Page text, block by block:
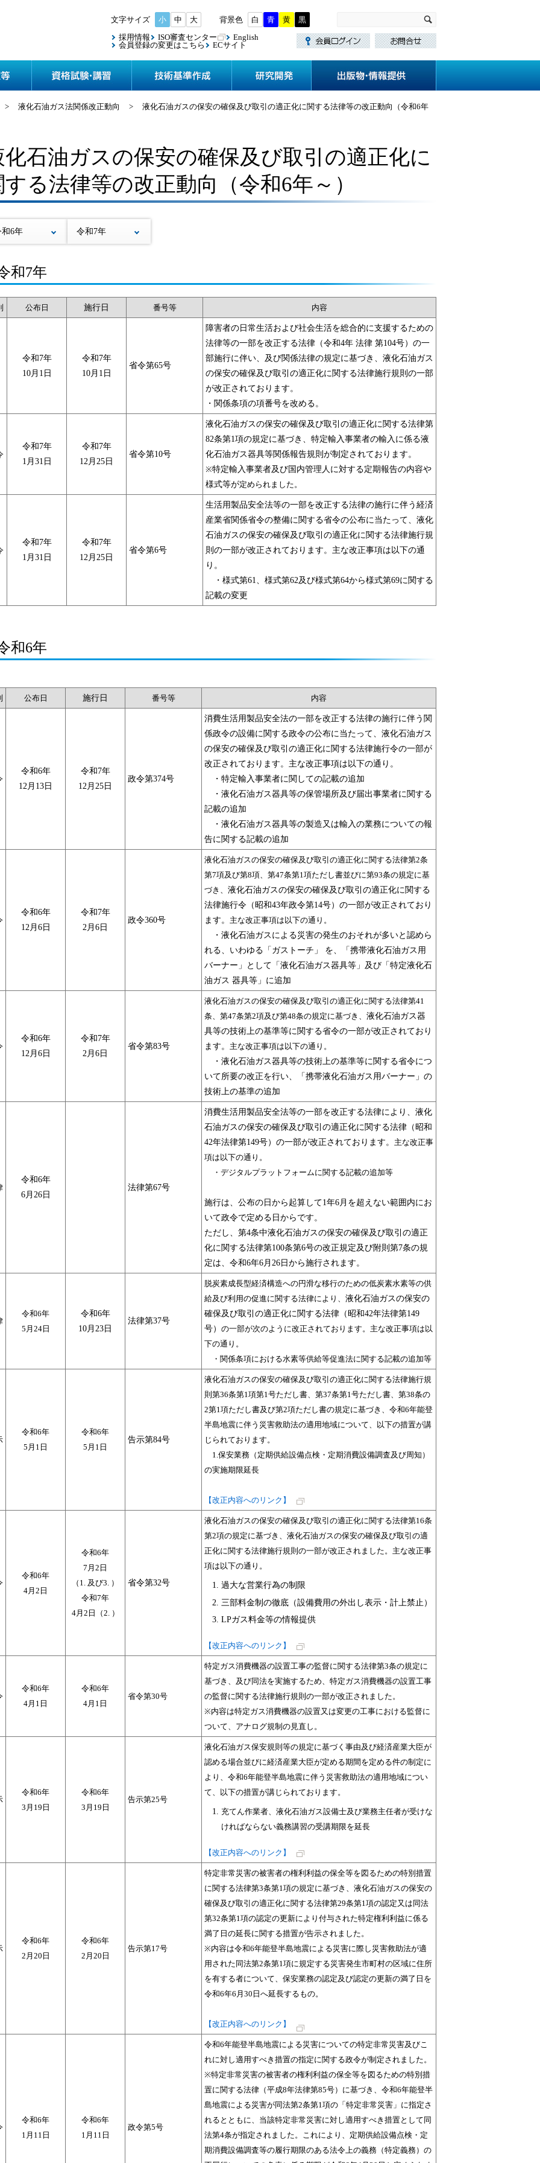
小 中 大 白 青 黄
黒
採用情報
ISO審査センター
English
会員登録の変更はこちら
ECサイト
協会案内 検査・認定等 資格試験・講習 技術基準作成 研究開発
> 液化石油ガス法関係改正動向 > 液化石油ガスの保安の確保及び取引の適正化に関する法律等の改正動向（令和6年
化石油ガスの保安の確保及び取引の適正化に
する法律等の改正動向（令和6年～）
和6年 令和7年
和7年
公布日 施行日 番号等 内容
令和7年
10月1日
令和7年
10月1日
省令第65号
障害者の日常生活および社会生活を総合的に支援するための
法律等の一部を改正する法律（令和4年 法律 第104号）の一
部施行に伴い、及び関係法律の規定に基づき、液化石油ガス
の保安の確保及び取引の適正化に関する法律施行規則の一部
が改正されております。
・関係条項の項番号を改める。
令和7年
1月31日
令和7年
12月25日
省令第10号
液化石油ガスの保安の確保及び取引の適正化に関する法律第
82条第1項の規定に基づき、特定輸入事業者の輸入に係る液
化石油ガス器具等関係報告規則が制定されております。
※特定輸入事業者及び国内管理人に対する定期報告の内容や
様式等が定められました。
令和7年
1月31日
令和7年
12月25日
省令第6号
生活用製品安全法等の一部を改正する法律の施行に伴う経済
産業省関係省令の整備に関する省令の公布に当たって、液化
石油ガスの保安の確保及び取引の適正化に関する法律施行規
則の一部が改正されております。主な改正事項は以下の通
り。
・様式第61、様式第62及び様式第64から様式第69に関する
記載の変更
和6年
公布日 施行日 番号等 内容
令和6年
12月13日
令和7年
12月25日
政令第374号
消費生活用製品安全法の一部を改正する法律の施行に伴う関
係政令の設備に関する政令の公布に当たって、液化石油ガス
の保安の確保及び取引の適正化に関する法律施行令の一部が
改正されております。主な改正事項は以下の通り。
・特定輸入事業者に関しての記載の追加
・液化石油ガス器具等の保管場所及び届出事業者に関する
記載の追加
・液化石油ガス器具等の製造又は輸入の業務についての報
告に関する記載の追加
令和6年
12月6日
令和7年
2月6日
政令360号
液化石油ガスの保安の確保及び取引の適正化に関する法律第2条
第7項及び第8項、第47条第1項ただし書並びに第93条の規定に基
づき、 液化石油ガスの保安の確保及び取引の適正化に関する
法律施行令（昭和43年政令第14号）の一部が改正されており
ます。 主な改正事項は以下の通り。
・液化石油ガスによる災害の発生のおそれが多いと認めら
れる、いわゆる「ガストーチ」 を、「携帯液化石油ガス用
バーナー」として「液化石油ガス器具等」及び「特定液化石
油ガス 器具等」に追加
令和6年
12月6日
令和7年
2月6日
省令第83号
液化石油ガスの保安の確保及び取引の適正化に関する法律第41
条、第47条第2項及び第48条の規定に基づき、 液化石油ガス器
具等の技術上の基準等に関する省令の一部が改正されており
ます。 主な改正事項は以下の通り。
・液化石油ガス器具等の技術上の基準等に関する省令につ
いて所要の改正を行い、「携帯液化石油ガス用バーナー」の
技術上の基準の追加
令和6年
6月26日
法律第67号
消費生活用製品安全法等の一部を改正する法律により、液化
石油ガスの保安の確保及び取引の適正化に関する法律（昭和
42年法律第149号）の一部が改正されております。 主な改正事
項は以下の通り。
・デジタルプラットフォームに関する記載の追加等
施行は、公布の日から起算して1年6月を超えない範囲内にお
いて政令で定める日からです。
ただし、第4条中液化石油ガスの保安の確保及び取引の適正
化に関する法律第100条第6号の改正規定及び附則第7条の規
定は、令和6年6月26日から施行されます。
令和6年
5月24日
令和6年
10月23日
法律第37号
脱炭素成長型経済構造への円滑な移行のための低炭素水素等の供
給及び利用の促進に関する法律により、 液化石油ガスの保安の
確保及び取引の適正化に関する法律（昭和42年法律第149
号） の一部が次のように改正されております。主な改正事項は以
下の通り。
・関係条項における水素等供給等促進法に関する記載の追加等
令和6年
5月1日
令和6年
5月1日
告示第84号
液化石油ガスの保安の確保及び取引の適正化に関する法律施行規
則第36条第1項第1号ただし書、第37条第1号ただし書、第38条の
2第1項ただし書及び第2項ただし書の規定に基づき、令和6年能登
半島地震に伴う災害救助法の適用地域について、以下の措置が講
じられております。
1.保安業務（定期供給設備点検・定期消費設備調査及び周知）
の実施期限延長
【改正内容へのリンク】
令和6年
4月2日
令和6年
7月2日
（1. 及び3. ）
令和7年
4月2日（2. ）
省令第32号
液化石油ガスの保安の確保及び取引の適正化に関する法律第16条
第2項の規定に基づき、液化石油ガスの保安の確保及び取引の適
正化に関する法律施行規則の一部が改正されました。主な改正事
項は以下の通り。
過大な営業行為の制限
三部料金制の徹底（設備費用の外出し表示・計上禁止）
LPガス料金等の情報提供
【改正内容へのリンク】
令和6年
4月1日
令和6年
4月1日
省令第30号
特定ガス消費機器の設置工事の監督に関する法律第3条の規定に
基づき、及び同法を実施するため、特定ガス消費機器の設置工事
の監督に関する法律施行規則の一部が改正されました。
※内容は特定ガス消費機器の設置又は変更の工事における監督に
ついて、アナログ規制の見直し。
令和6年
3月19日
令和6年
3月19日
告示第25号
液化石油ガス保安規則等の規定に基づく事由及び経済産業大臣が
認める場合並びに経済産業大臣が定める期間を定める件の制定に
より、令和6年能登半島地震に伴う災害救助法の適用地域につい
て、以下の措置が講じられております。
充てん作業者、液化石油ガス設備士及び業務主任者が受けな
ければならない義務講習の受講期限を延長
【改正内容へのリンク】
令和6年
2月20日
令和6年
2月20日
告示第17号
特定非常災害の被害者の権利利益の保全等を図るための特別措置
に関する法律第3条第1項の規定に基づき、液化石油ガスの保安の
確保及び取引の適正化に関する法律第29条第1項の認定又は同法
第32条第1項の認定の更新により付与された特定権利利益に係る
満了日の延長に関する措置が告示されました。
※内容は令和6年能登半島地震による災害に際し災害救助法が適
用された同法第2条第1項に規定する災害発生市町村の区域に住所
を有する者について、保安業務の認定及び認定の更新の満了日を
令和6年6月30日へ延長するもの。
【改正内容へのリンク】
令和6年
1月11日
令和6年
1月11日
政令第5号
令和6年能登半島地震による災害についての特定非常災害及びこ
れに対し適用すべき措置の指定に関する政令が制定されました。
※特定非常災害の被害者の権利利益の保全等を図るための特別措
置に関する法律（平成8年法律第85号）に基づき、令和6年能登半
島地震による災害が同法第2条第1項の「特定非常災害」に指定さ
れるとともに、当該特定非常災害に対し適用すべき措置として同
法第4条が指定されました。これにより、定期供給設備点検・定
期消費設備調査等の履行期限のある法令上の義務（特定義務）の